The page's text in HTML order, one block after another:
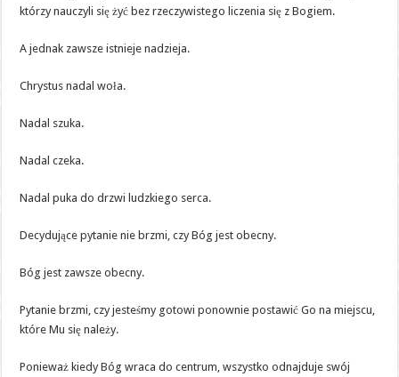
którzy nauczyli się żyć bez rzeczywistego liczenia się z Bogiem.
A jednak zawsze istnieje nadzieja.
Chrystus nadal woła.
Nadal szuka.
Nadal czeka.
Nadal puka do drzwi ludzkiego serca.
Decydujące pytanie nie brzmi, czy Bóg jest obecny.
Bóg jest zawsze obecny.
Pytanie brzmi, czy jesteśmy gotowi ponownie postawić Go na miejscu,
które Mu się należy.
Ponieważ kiedy Bóg wraca do centrum, wszystko odnajduje swój